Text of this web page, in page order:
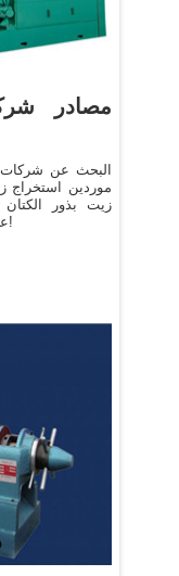
مصادر
البحث عن شركات
موردين استخراج
زيت بذور
عروض أسعار متعددة خلال 24 ساعة!